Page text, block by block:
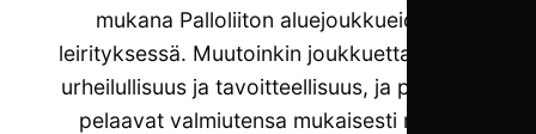
mukana Palloliiton aluejoukkueiden
leirityksessä. Muutoinkin joukkuetta kuvaa
urheilullisuus ja tavoitteellisuus, ja pelaajat
pelaavat valmiutensa mukaisesti myös